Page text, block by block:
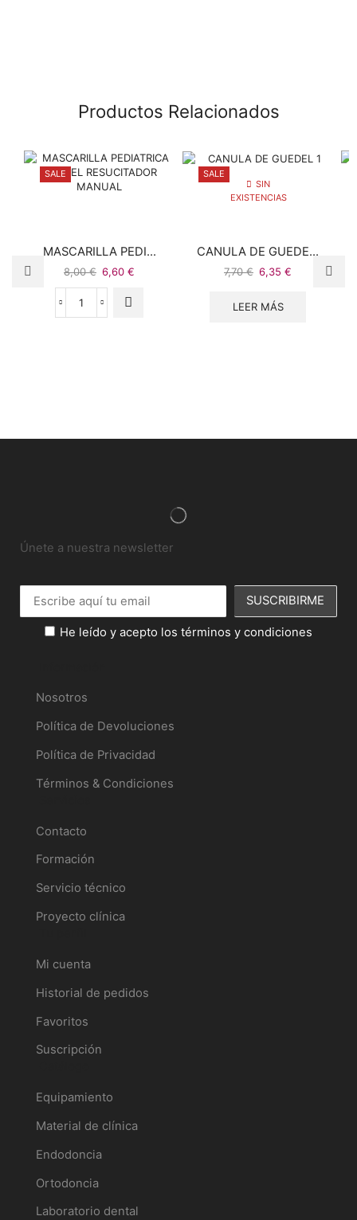
Productos Relacionados
SALE
MASCARILLA PEDI...
8,00€ 6,60 €
SALE
SIN
EXISTENCIAS
CANULA DE GUEDE...
7,70€ 6,35 €
LEER MÁS
Únete a nuestra newsletter
He leído y acepto los términos y condiciones
Nosotros
Política de Devoluciones
Política de Privacidad
Términos & Condiciones
Contacto
Formación
Servicio técnico
Proyecto clínica
Mi cuenta
Historial de pedidos
Favoritos
Suscripción
Equipamiento
Material de clínica
Endodoncia
Ortodoncia
Laboratorio dental